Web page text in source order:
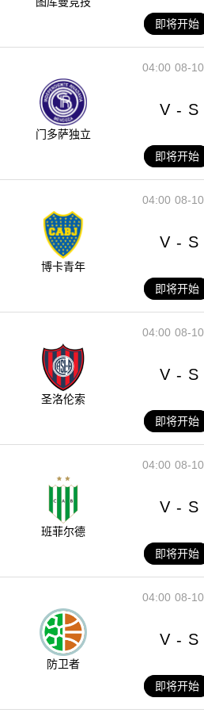
即将开始
08-10
04:00
门多萨独立
V - S
即将开始
08-10
04:00
博卡青年
V - S
即将开始
08-10
04:00
圣洛伦索
V - S
即将开始
08-10
04:00
班菲尔德
V - S
即将开始
08-10
04:00
防卫者
V - S
即将开始